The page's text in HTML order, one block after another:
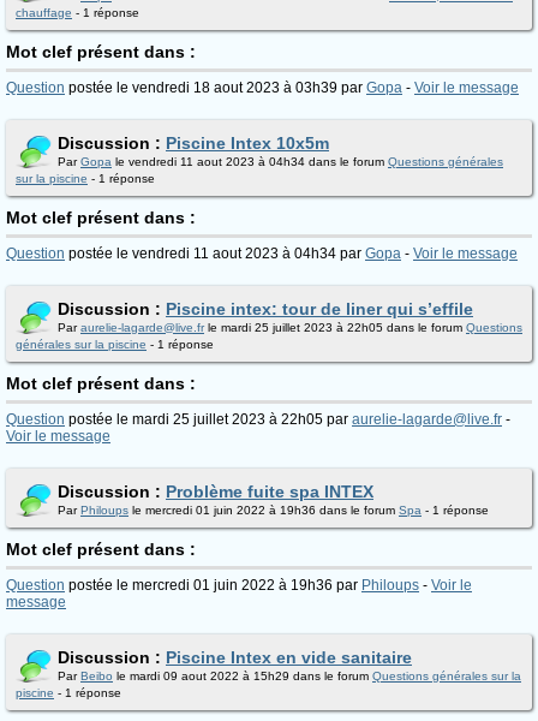
chauffage - 1 réponse
Mot clef présent dans :
Question postée le vendredi 18 aout 2023 à 03h39 par Gopa - Voir le message
Discussion : Piscine Intex 10x5m
ParGopa le vendredi 11 aout 2023 à 04h34 dans le forum Questions générales
sur la piscine - 1 réponse
Mot clef présent dans :
Question postée le vendredi 11 aout 2023 à 04h34 par Gopa - Voir le message
Discussion : Piscine intex: tour de liner qui s’effile
Paraurelie-lagarde@live.frle mardi 25 juillet 2023 à 22h05 dans le forum Questions
générales sur la piscine - 1 réponse
Mot clef présent dans :
Question postée le mardi 25 juillet 2023 à 22h05 par aurelie-lagarde@live.fr -
Voir le message
Discussion : Problème fuite spa INTEX
ParPhiloups le mercredi 01 juin 2022 à 19h36 dans le forum Spa - 1 réponse
Mot clef présent dans :
Question postée le mercredi 01 juin 2022 à 19h36 par Philoups - Voir le
message
Discussion : Piscine Intex en vide sanitaire
ParBeibo le mardi 09 aout 2022 à 15h29 dans le forum Questions générales sur la
piscine - 1 réponse